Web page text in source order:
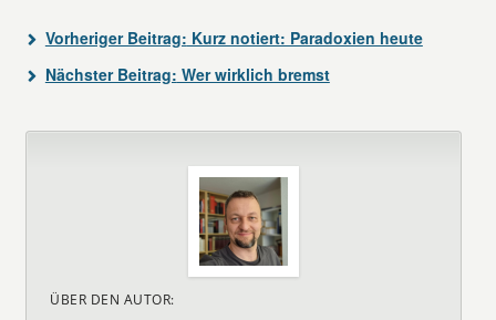
Vorheriger Beitrag: Kurz notiert: Paradoxien heute
Nächster Beitrag: Wer wirklich bremst
ÜBER DEN AUTOR: